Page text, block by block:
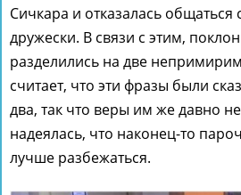
Сичкара и отказалась
дружески. В связи с этим,
разделились на две
считает, что эти фразы были
два, так что веры им же давно
надеялась, что наконец-то
лучше разбежаться.